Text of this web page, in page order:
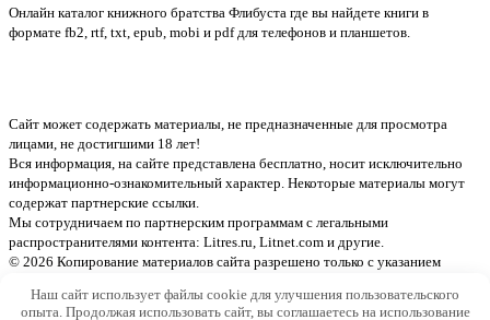
Онлайн каталог книжного братства Флибуста где вы найдете книги в
формате fb2, rtf, txt, epub, mobi и pdf для телефонов и планшетов.
Сайт может содержать материалы, не предназначенные для просмотра
лицами, не достигшими 18 лет!
Вся информация, на сайте представлена бесплатно, носит исключительно
информационно-ознакомительный характер. Некоторые материалы могут
содержат партнерские ссылки.
Мы сотрудничаем по партнерским программам с легальными
распространителями контента: Litres.ru, Litnet.com и другие.
© 2026 Копирование материалов сайта разрешено только с указанием
Наш сайт использует файлы cookie для улучшения пользовательского
опыта. Продолжая использовать сайт, вы соглашаетесь на использование